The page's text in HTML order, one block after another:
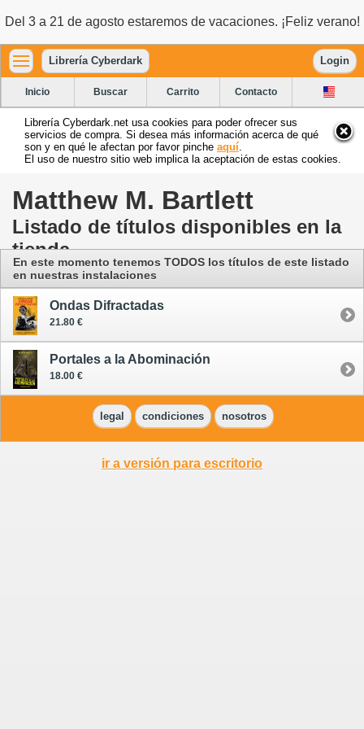
Del 3 a 21 de agosto estaremos de vacaciones. ¡Feliz verano!
Librería Cyberdark Login
Inicio Buscar Carrito Contacto
Librería Cyberdark.net usa cookies para poder ofrecer sus
servicios de compra. Si desea más información acerca de qué
son y en qué le afectan por favor pinche aquí
El uso de nuestro sitio web implica la aceptación de estas cookies.
Matthew M. Bartlett
Listado de títulos disponibles en la
tienda
En este momento tenemos TODOS los títulos de este listado
en nuestras instalaciones
Ondas Difractadas
21.80 €
Portales a la Abominación
18.00 €
legal condiciones nosotros
ir a versión para escritorio